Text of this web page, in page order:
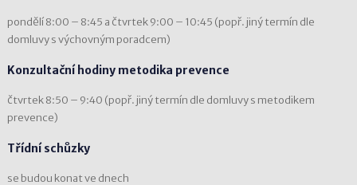
pondělí 8:00 – 8:45 a čtvrtek 9:00 – 10:45 (popř. jiný termín dle
domluvy s výchovným poradcem)
Konzultační hodiny metodika prevence
čtvrtek 8:50 – 9:40 (popř. jiný termín dle domluvy s metodikem
prevence)
Třídní schůzky
se budou konat ve dnech